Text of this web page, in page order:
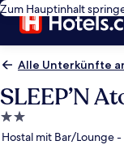
Zum Hauptinhalt
Alle Unterkünfte
SLEEP’N
2.0-
Sterne-
Hostal mit Bar/Lounge